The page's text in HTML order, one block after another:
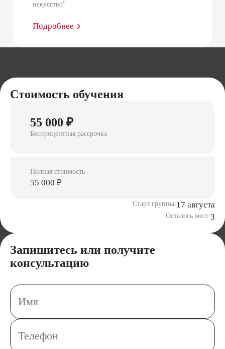
искусство"
Подробнее
Стоимость обучения
55 000 ₽
Беспроцентная рассрочка
Полная стоимость
55 000 ₽
Старт группы:17 августа
Осталось мест:3
Запишитесь или получите
консультацию